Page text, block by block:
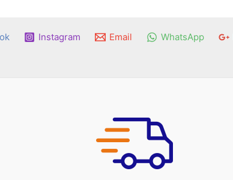
Instagram Email WhatsApp